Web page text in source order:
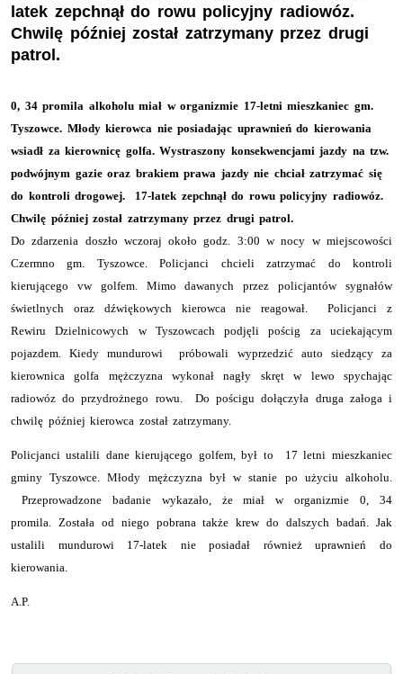
latek zepchnął do rowu policyjny radiowóz.
Chwilę później został zatrzymany przez drugi
patrol.
0, 34 promila alkoholu miał w organizmie 17-letni mieszkaniec gm.
Tyszowce. Młody kierowca nie posiadając uprawnień do kierowania
wsiadł za kierownicę golfa. Wystraszony konsekwencjami jazdy na tzw.
podwójnym gazie oraz brakiem prawa jazdy nie chciał zatrzymać się
do kontroli drogowej. 17-latek zepchnął do rowu policyjny radiowóz.
Chwilę później został zatrzymany przez drugi patrol.
Do zdarzenia doszło wczoraj około godz. 3:00 w nocy w miejscowości
Czermno gm. Tyszowce. Policjanci chcieli zatrzymać do kontroli
kierującego vw golfem. Mimo dawanych przez policjantów sygnałów
świetlnych oraz dźwiękowych kierowca nie reagował. Policjanci z
Rewiru Dzielnicowych w Tyszowcach podjęli pościg za uciekającym
pojazdem. Kiedy mundurowi próbowali wyprzedzić auto siedzący za
kierownica golfa mężczyzna wykonał nagły skręt w lewo spychając
radiowóz do przydrożnego rowu. Do pościgu dołączyła druga załoga i
chwilę później kierowca został zatrzymany.
Policjanci ustalili dane kierującego golfem, był to 17 letni mieszkaniec
gminy Tyszowce. Młody mężczyzna był w stanie po użyciu alkoholu.
Przeprowadzone badanie wykazało, że miał w organizmie 0, 34
promila. Została od niego pobrana także krew do dalszych badań. Jak
ustalili mundurowi 17-latek nie posiadał również uprawnień do
kierowania.
A.P.